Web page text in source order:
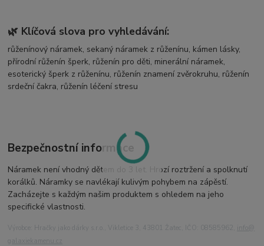
🌿 Klíčová slova pro vyhledávání:
růženínový náramek, sekaný náramek z růženínu, kámen lásky,
přírodní růženín šperk, růženín pro děti, minerální náramek,
esoterický šperk z růženínu, růženín znamení zvěrokruhu, růženín
srdeční čakra, růženín léčení stresu
Bezpečnostní informace
Náramek není vhodný dětem do 3 let. Hrozí roztržení a spolknutí
korálků. Náramky se navlékají kulivým pohybem na zápěstí.
Zacházejte s každým našim produktem s ohledem na jeho
specifické vlastnosti.
Výrobce: Hračky jako dárky s.r.o., Vikletice 3, 43801 Žatec, IČO: 08585962,
galaxiekamenu.cz